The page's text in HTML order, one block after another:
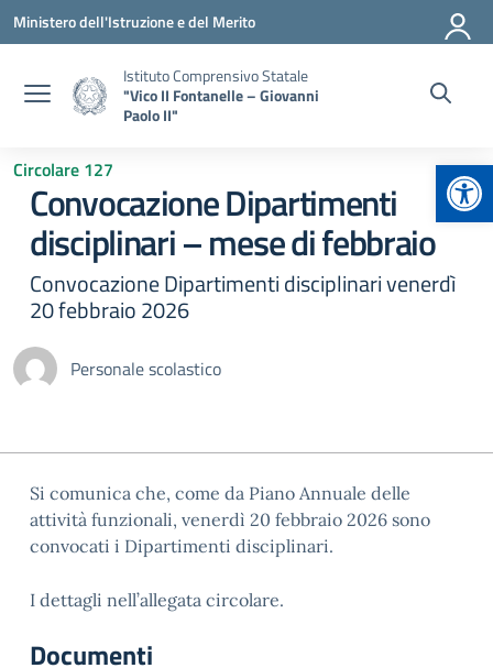
Vai ai contenuti
Vai al menu di navigazione
Vai al footer
Ministero dell'Istruzione e del Merito
Istituto Comprensivo Statale
"Vico II Fontanelle – Giovanni
Paolo II"
Circolare 127
Convocazione Dipartimenti
disciplinari – mese di febbraio
Convocazione Dipartimenti disciplinari venerdì
20 febbraio 2026
Personale scolastico
Si comunica che, come da Piano Annuale delle
attività funzionali, venerdì 20 febbraio 2026 sono
convocati i Dipartimenti disciplinari.
I dettagli nell’allegata circolare.
Documenti